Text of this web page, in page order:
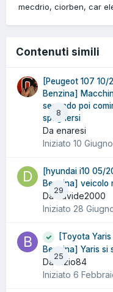
mecdrio ciorben car
Contenuti simili
8
[Peugeot 107 10/
Benzina]
secondo poi
spegnersi
Da enaresi
Iniziato 10
29
[hyundai i10 05/
Benzina] veicolo
Da davide2000
Iniziato 28
25
[Toyota
Benzina] Yaris si
Da Bizio84
Iniziato 6